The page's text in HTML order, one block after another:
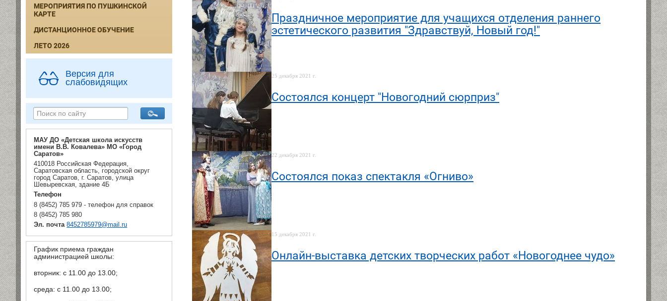
МЕРОПРИЯТИЯ ПО ПУШКИНСКОЙ
КАРТЕ
ДИСТАНЦИОННОЕ ОБУЧЕНИЕ
ЛЕТО 2026
Версия для
слабовидящих
МАУ ДО «Детская школа искусств
имени В.В. Ковалева» МО «Город
Саратов»
410018 Российская Федерация,
Саратовская область, городской округ
город Саратов, г. Саратов, улица
Шевыревская, здание 4Б
Телефон
8 (8452) 785 979 - телефон для справок
8 (8452) 785 980
Эл. почта 8452785979@mail.ru
График приема граждан
администрацией школы:
вторник: с 11.00 до 13.00;
среда: с 11.00 до 13.00;
Праздничное мероприятие для учащихся отделения раннего
эстетического развития "Здравствуй, Новый год!"
25 декабря 2021 г.
Состоялся концерт "Новогодний сюрприз"
22 декабря 2021 г.
Cостоялся показ спектакля «Огниво»
15 декабря 2021 г.
Онлайн-выставка детских творческих работ «Новогоднее чудо»